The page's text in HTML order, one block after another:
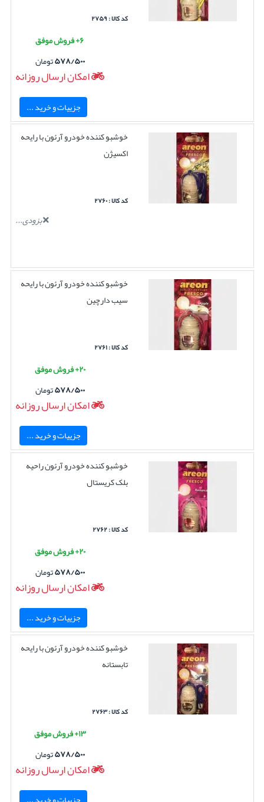
کد کالا : ۲۷۵۹
۶+ فروش موفق
۵۷۸/۵۰۰تومان
امکان ارسال روزانه
جزییات و خرید ...
خوشبو کننده خودرو آرئون با رایحه
اکسیژن
کد کالا : ۲۷۶۰
بزودی...
خوشبو کننده خودرو آرئون با رایحه
سیب دارچین
کد کالا : ۲۷۶۱
۲۰+ فروش موفق
۵۷۸/۵۰۰تومان
امکان ارسال روزانه
جزییات و خرید ...
خوشبو کننده خودرو آرئون راحیه
بلک کریستال
کد کالا : ۲۷۶۲
۲۰+ فروش موفق
۵۷۸/۵۰۰تومان
امکان ارسال روزانه
جزییات و خرید ...
خوشبو کننده خودرو آرئون با رایحه
تابستانه
کد کالا : ۲۷۶۳
۱۳+ فروش موفق
۵۷۸/۵۰۰تومان
امکان ارسال روزانه